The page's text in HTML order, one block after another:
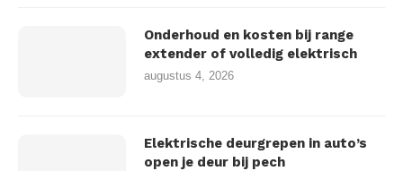
Onderhoud en kosten bij range
extender of volledig elektrisch
augustus 4, 2026
Elektrische deurgrepen in auto’s
open je deur bij pech